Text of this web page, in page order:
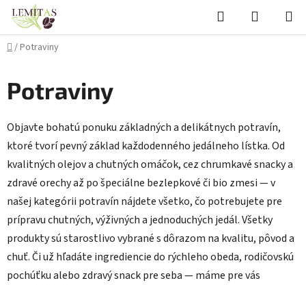
Prejsť
obsah
Hľadať
KOŠÍK
Domov
/Potraviny
Potraviny
Objavte bohatú ponuku základných a delikátnych potravín,
ktoré tvorí pevný základ každodenného jedálneho lístka. Od
kvalitných olejov a chutných omáčok, cez chrumkavé snacky a
zdravé orechy až po špeciálne bezlepkové či bio zmesi — v
našej kategórii potravín nájdete všetko, čo potrebujete pre
prípravu chutných, výživných a jednoduchých jedál. Všetky
produkty sú starostlivo vybrané s dôrazom na kvalitu, pôvod a
chuť. Či už hľadáte ingrediencie do rýchleho obeda, rodičovskú
pochúťku alebo zdravý snack pre seba — máme pre vás